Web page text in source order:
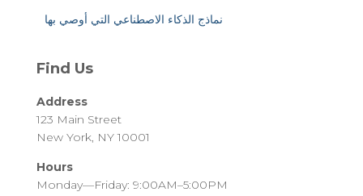
نماذج الذكاء الاصطناعي التي أوصي بها
Find Us
Address
123 Main Street
New York, NY 10001
Hours
Monday—Friday: 9:00AM–5:00PM